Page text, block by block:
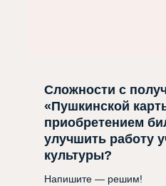
Сложности с
«Пушкинской
приобретением
улучшить работу
культуры?
Напишите — решим!